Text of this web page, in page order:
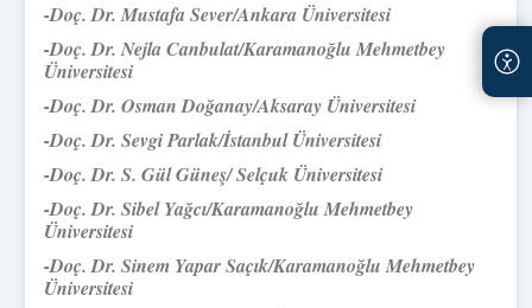
-Doç. Dr. Mustafa Sever/Ankara Üniversitesi
-Doç. Dr. Nejla Canbulat/Karamanoğlu Mehmetbey
Üniversitesi
-Doç. Dr. Osman Doğanay/Aksaray Üniversitesi
-Doç. Dr. Sevgi Parlak/İstanbul Üniversitesi
-Doç. Dr. S. Gül Güneş/ Selçuk Üniversitesi
-Doç. Dr. Sibel Yağcı/Karamanoğlu Mehmetbey
Üniversitesi
-Doç. Dr. Sinem Yapar Saçık/Karamanoğlu Mehmetbey
Üniversitesi